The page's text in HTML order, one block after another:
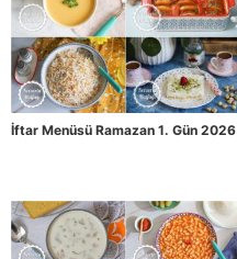
İftar Menüsü Ramazan 1. Gün 2026